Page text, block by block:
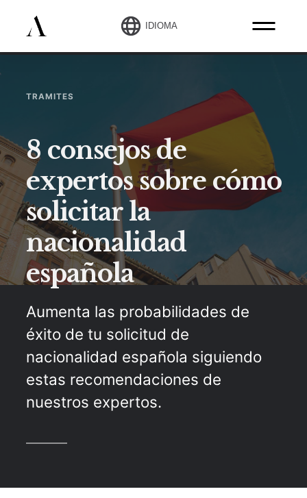
IDIOMA
TRAMITES
8 consejos de
expertos sobre cómo
solicitar la
nacionalidad
española
Aumenta las probabilidades de
éxito de tu solicitud de
nacionalidad española siguiendo
estas recomendaciones de
nuestros expertos.